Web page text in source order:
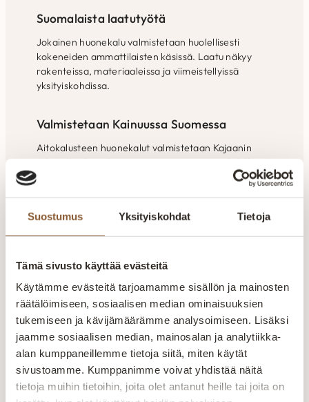
Suostumus Yksityiskohdat Tietoja
Tämä sivusto käyttää evästeitä
Käytämme evästeitä tarjoamamme sisällön ja mainosten
räätälöimiseen, sosiaalisen median ominaisuuksien
tukemiseen ja kävijämäärämme analysoimiseen. Lisäksi
jaamme sosiaalisen median, mainosalan ja analytiikka-
alan kumppaneillemme tietoja siitä, miten käytät
sivustoamme. Kumppanimme voivat yhdistää näitä
tietoja muihin tietoihin, joita olet antanut heille tai joita on
Suomalaista laatutyötä
Jokainen huonekalu valmistetaan huolellisesti
kokeneiden ammattilaisten käsissä. Laatu näkyy
rakenteissa, materiaaleissa ja viimeistellyissä
yksityiskohdissa.
Valmistetaan Kainuussa Suomessa
Aitokalusteen huonekalut valmistetaan Kajaanin
tehtaalla alusta loppuun. Oma tuotanto mahdollistaa
laadun valvonnan ja tuotteiden räätälöinnin
Inspiraatiota
tilaratkaisuihin
Liity uutiskirjeen tilaajaksi